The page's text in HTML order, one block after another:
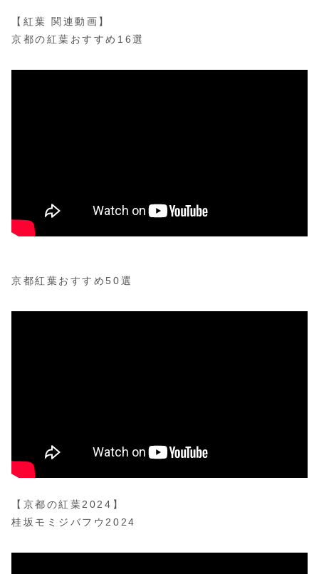
【紅葉 関連動画】
京都の紅葉おすすめ16選
京都紅葉おすすめ50選
【京都の紅葉2024】
桂坂モミジバフウ2024